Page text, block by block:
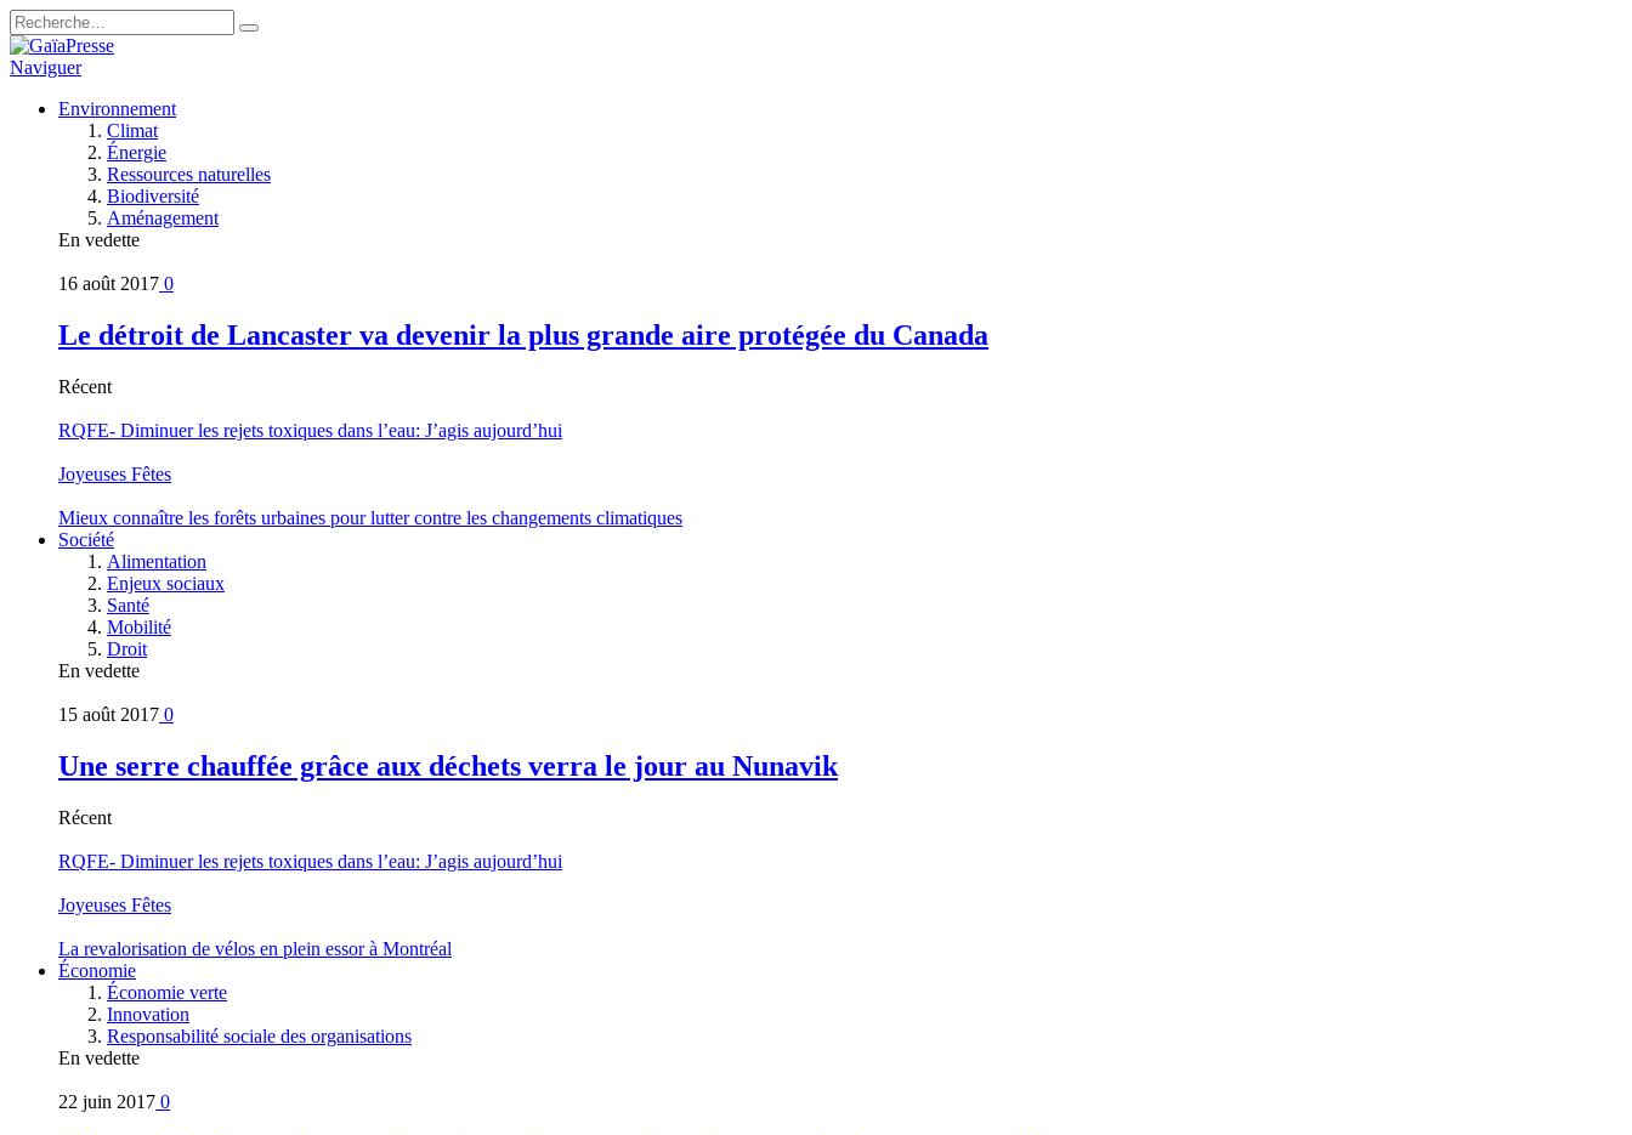
Naviguer
Environnement
Climat
Énergie
Ressources naturelles
Biodiversité
Aménagement
En vedette
16 août 2017 0
Le détroit de Lancaster va devenir la plus grande aire protégée du Canada
Récent
RQFE- Diminuer les rejets toxiques dans l’eau: J’agis aujourd’hui
Joyeuses Fêtes
Mieux connaître les forêts urbaines pour lutter contre les changements climatiques
Société
Alimentation
Enjeux sociaux
Santé
Mobilité
Droit
En vedette
15 août 2017 0
Une serre chauffée grâce aux déchets verra le jour au Nunavik
Récent
RQFE- Diminuer les rejets toxiques dans l’eau: J’agis aujourd’hui
Joyeuses Fêtes
La revalorisation de vélos en plein essor à Montréal
Économie
Économie verte
Innovation
Responsabilité sociale des organisations
En vedette
22 juin 2017 0